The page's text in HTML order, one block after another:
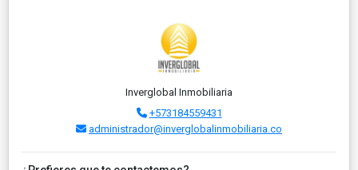
Inverglobal Inmobiliaria
+573184559431
administrador@inverglobalinmobiliaria.co